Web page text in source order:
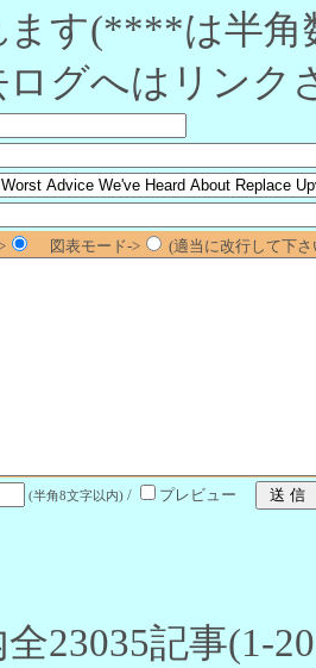
ます(****は半角
グへはリンク
図表モード-> (適当に改行して下
(半角8文字以内) / プレビュー
23035記事(1-